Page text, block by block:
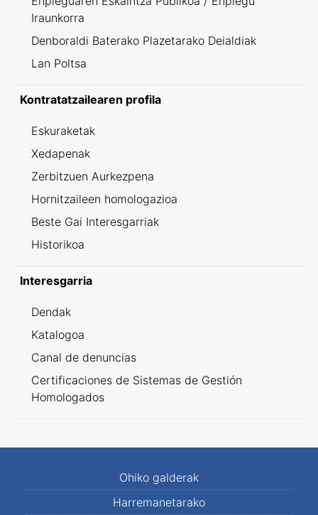
Iraunkorra
Denboraldi Baterako Plazetarako Deialdiak
Lan Poltsa
Kontratatzailearen profila
Eskuraketak
Xedapenak
Zerbitzuen Aurkezpena
Hornitzaileen homologazioa
Beste Gai Interesgarriak
Historikoa
Interesgarria
Dendak
Katalogoa
Canal de denuncias
Certificaciones de Sistemas de Gestión
Homologados
Ohiko galderak
Harremanetarako